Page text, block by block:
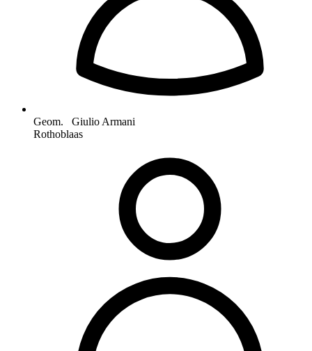
Geom. Giulio Armani
Rothoblaas